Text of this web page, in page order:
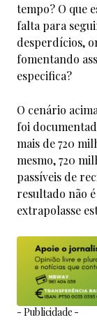
tempo? O que
falta para
desperdícios,
fomentando
especifica?
O cenário
foi
mais de 720
mesmo, 720
passíveis de
resultado não
extrapolasse
- Publicidade -